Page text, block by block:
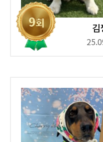
김